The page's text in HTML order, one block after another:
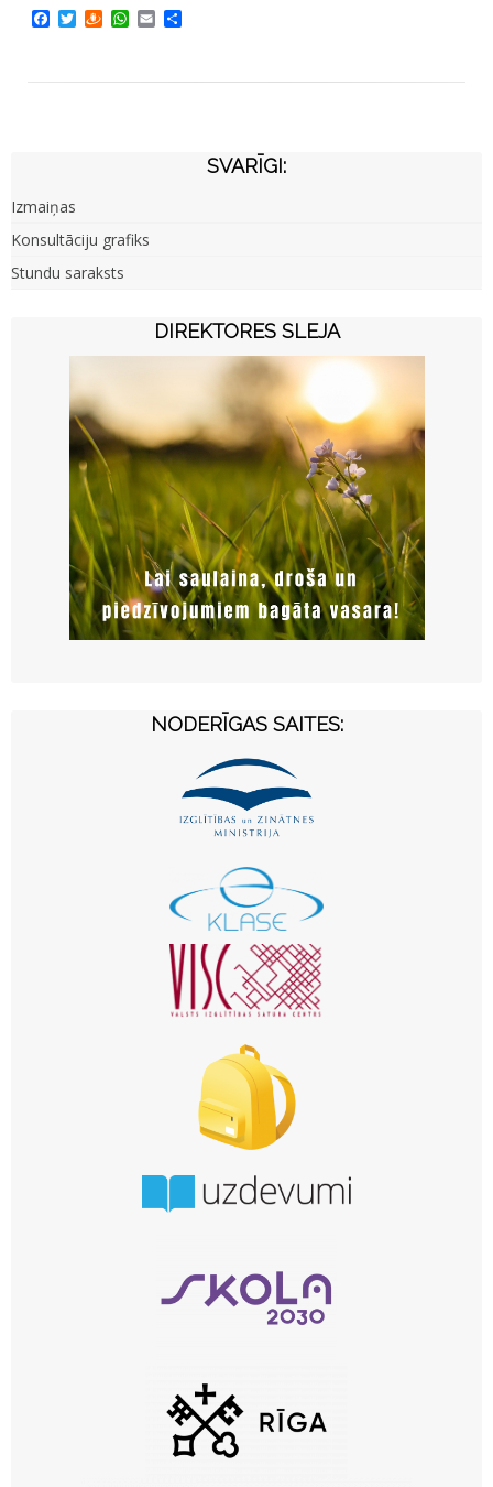
Facebook
TwitterDraugiem
WhatsApp
Email
SVARĪGI:
Izmaiņas
Konsultāciju grafiks
Stundu saraksts
DIREKTORES SLEJA
NODERĪGAS SAITES: